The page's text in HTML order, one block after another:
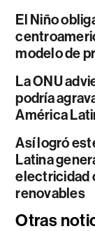
El Niño
modelo de
La ONU
podría
América
Así logró
Latina
electricidad
renovables
Otras